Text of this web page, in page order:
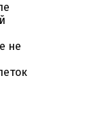
не